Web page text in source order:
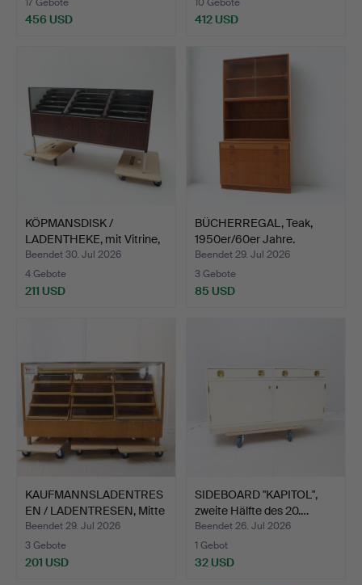
456 USD 412 USD
KÖPMANSDISK /
LADENTHEKE, mit Vitrine,
zwe…
Beendet 30. Jul 2026
4 Gebote
211 USD
BÜCHERREGAL, Teak,
1950er/60er Jahre.
Beendet 29. Jul 2026
3 Gebote
85 USD
KAUFMANNSLADENTRES
EN / LADENTRESEN, Mitte
…
Beendet 29. Jul 2026
3 Gebote
201 USD
SIDEBOARD "KAPITOL",
zweite Hälfte des 20.…
Beendet 26. Jul 2026
1 Gebot
32 USD